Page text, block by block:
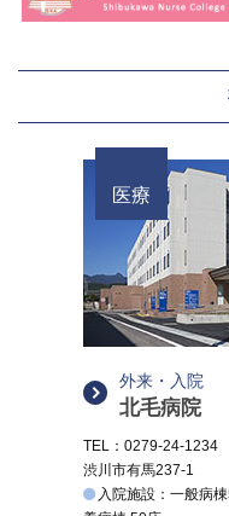
医療
外来・入院
北毛病院
TEL：0279-24-1234
渋川市有馬237-1
入院施設：一般病